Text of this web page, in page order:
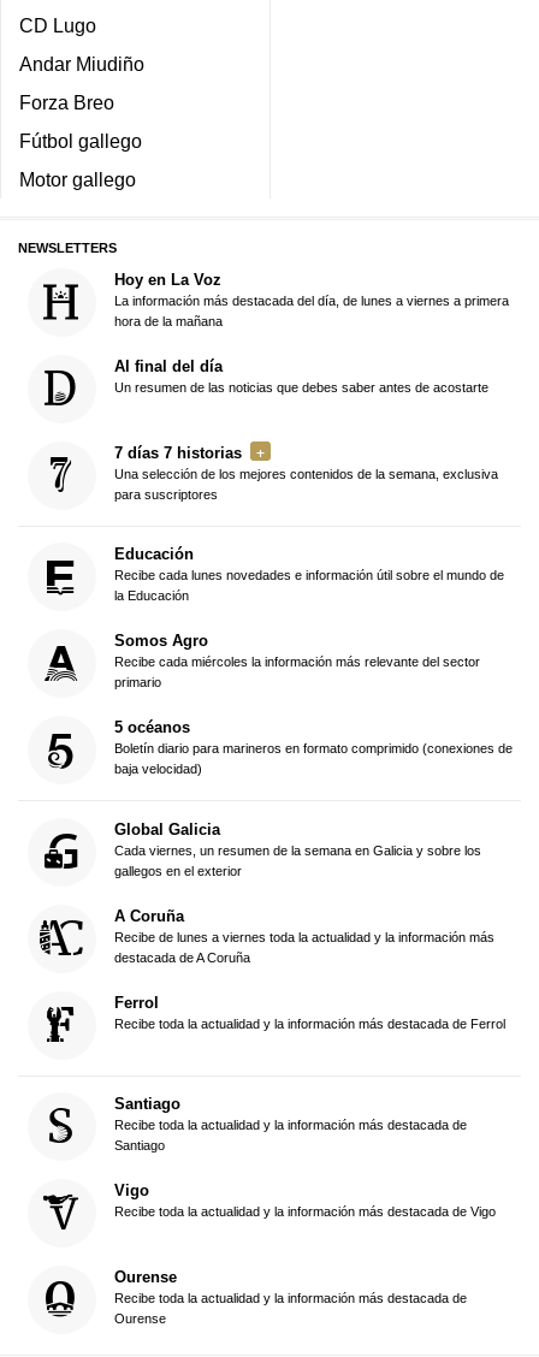
CD Lugo
Andar Miudiño
Forza Breo
Fútbol gallego
Motor gallego
NEWSLETTERS
Hoy en La Voz
La información más destacada del día, de lunes a viernes a primera
hora de la mañana
Al final del día
Un resumen de las noticias que debes saber antes de acostarte
7 días 7 historias
Una selección de los mejores contenidos de la semana, exclusiva
para suscriptores
Educación
Recibe cada lunes novedades e información útil sobre el mundo de
la Educación
Somos Agro
Recibe cada miércoles la información más relevante del sector
primario
5 océanos
Boletín diario para marineros en formato comprimido (conexiones de
baja velocidad)
Global Galicia
Cada viernes, un resumen de la semana en Galicia y sobre los
gallegos en el exterior
A Coruña
Recibe de lunes a viernes toda la actualidad y la información más
destacada de A Coruña
Ferrol
Recibe toda la actualidad y la información más destacada de Ferrol
Santiago
Recibe toda la actualidad y la información más destacada de
Santiago
Vigo
Recibe toda la actualidad y la información más destacada de Vigo
Ourense
Recibe toda la actualidad y la información más destacada de
Ourense